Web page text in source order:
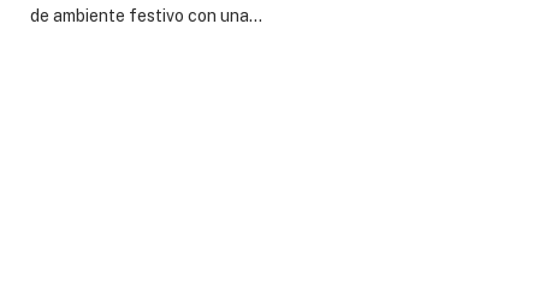
de ambiente festivo con una…